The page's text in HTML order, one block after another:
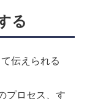
る
伝えられる
プロセス、す